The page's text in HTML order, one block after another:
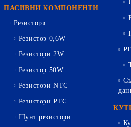
ПАСИВНИ КОМПОНЕНТИ
Резистори
Резистор 0,6W
Резистори 2W
Резистор 50W
Резистори NTC
Резистори PTC
Шунт резистори